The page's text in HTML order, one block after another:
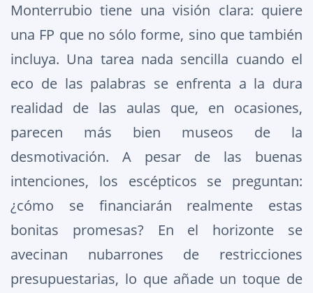
Monterrubio tiene una visión clara: quiere
una FP que no sólo forme, sino que también
incluya. Una tarea nada sencilla cuando el
eco de las palabras se enfrenta a la dura
realidad de las aulas que, en ocasiones,
parecen más bien museos de la
desmotivación. A pesar de las buenas
intenciones, los escépticos se preguntan:
¿cómo se financiarán realmente estas
bonitas promesas? En el horizonte se
avecinan nubarrones de restricciones
presupuestarias, lo que añade un toque de